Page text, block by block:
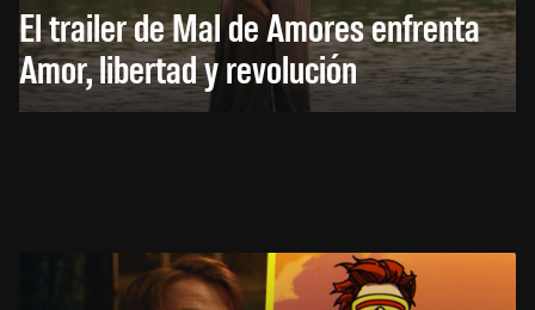
El trailer de Mal de Amores enfrenta
Amor, libertad y revolución